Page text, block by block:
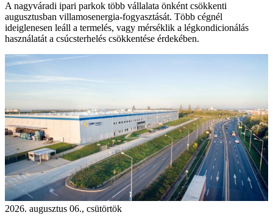
A nagyváradi ipari parkok több vállalata önként csökkenti
augusztusban villamosenergia-fogyasztását. Több cégnél
ideiglenesen leáll a termelés, vagy mérséklik a légkondicionálás
használatát a csúcsterhelés csökkentése érdekében.
2026. augusztus 06., csütörtök